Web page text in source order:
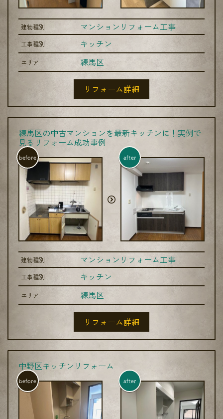
建物種別 マンションリフォーム工事
工事種別 キッチン
エリア 練馬区
リフォーム詳細
練馬区の中古マンションを最新キッチンに！実例で
見るリフォーム成功事例
before after
建物種別 マンションリフォーム工事
工事種別 キッチン
エリア 練馬区
リフォーム詳細
中野区キッチンリフォーム
before after